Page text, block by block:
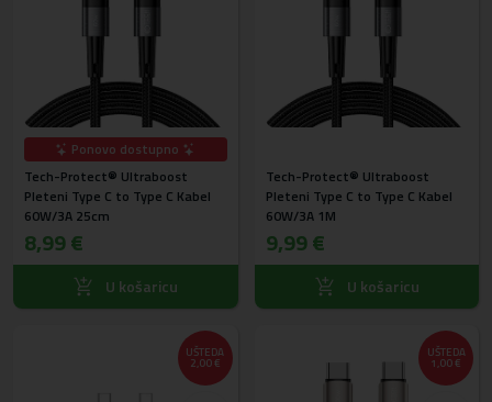
Ponovo dostupno
Tech-Protect® Ultraboost
Pleteni Type C to Type C Kabel
60W/3A 25cm
8,99 €
U košaricu
Tech-Protect® Ultraboost
Pleteni Type C to Type C Kabel
60W/3A 1M
9,99 €
U košaricu
UŠTEDA
2,00 €
UŠTEDA
1,00 €